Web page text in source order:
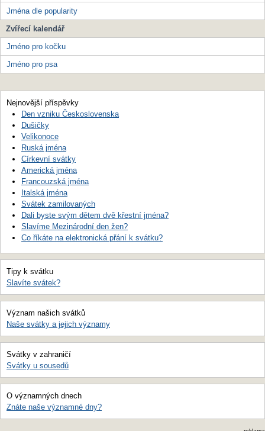
Jména dle popularity
Zvířecí kalendář
Jméno pro kočku
Jméno pro psa
Nejnovější příspěvky
Den vzniku Československa
Dušičky
Velikonoce
Ruská jména
Církevní svátky
Americká jména
Francouzská jména
Italská jména
Svátek zamilovaných
Dali byste svým dětem dvě křestní jména?
Slavíme Mezinárodní den žen?
Co říkáte na elektronická přání k svátku?
Tipy k svátku
Slavíte svátek?
Význam našich svátků
Naše svátky a jejich významy
Svátky v zahraničí
Svátky u sousedů
O významných dnech
Znáte naše významné dny?